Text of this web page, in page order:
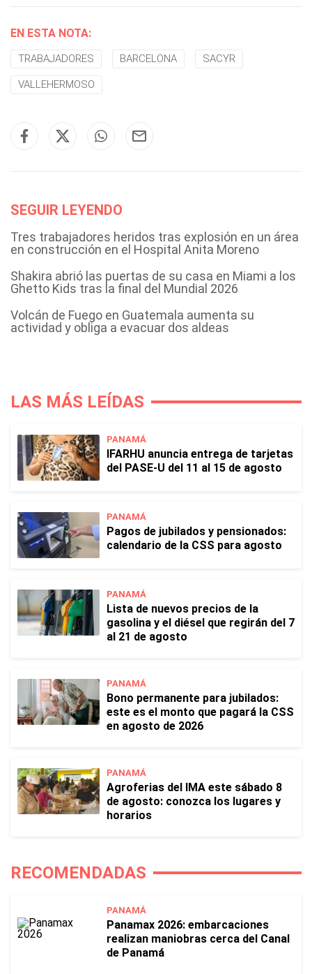
EN ESTA NOTA:
TRABAJADORES BARCELONA SACYR
VALLEHERMOSO
SEGUIR LEYENDO
Tres trabajadores heridos tras explosión en un área
en construcción en el Hospital Anita Moreno
Shakira abrió las puertas de su casa en Miami a los
Ghetto Kids tras la final del Mundial 2026
Volcán de Fuego en Guatemala aumenta su
actividad y obliga a evacuar dos aldeas
LAS MÁS LEÍDAS
PANAMÁ
IFARHU anuncia entrega de tarjetas
del PASE-U del 11 al 15 de agosto
PANAMÁ
Pagos de jubilados y pensionados:
calendario de la CSS para agosto
PANAMÁ
Lista de nuevos precios de la
gasolina y el diésel que regirán del 7
al 21 de agosto
PANAMÁ
Bono permanente para jubilados:
este es el monto que pagará la CSS
en agosto de 2026
PANAMÁ
Agroferias del IMA este sábado 8
de agosto: conozca los lugares y
horarios
RECOMENDADAS
PANAMÁ
Panamax 2026: embarcaciones
realizan maniobras cerca del Canal
de Panamá